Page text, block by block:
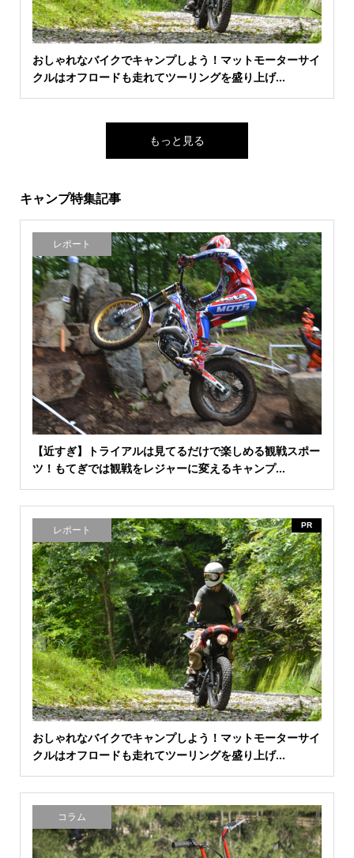
おしゃれなバイクでキャンプしよう！マットモーターサイ
クルはオフロードも走れてツーリングを盛り上げ...
もっと見る
キャンプ特集記事
レポート
【近すぎ】トライアルは見てるだけで楽しめる観戦スポー
ツ！もてぎでは観戦をレジャーに変えるキャンプ...
レポート PR
おしゃれなバイクでキャンプしよう！マットモーターサイ
クルはオフロードも走れてツーリングを盛り上げ...
コラム